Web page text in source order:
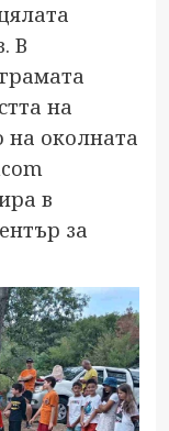
В
на
на околната
в
за